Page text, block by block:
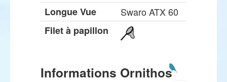
Longue Vue
Swaro ATX 60
Filet à papillon
Informations Ornithos